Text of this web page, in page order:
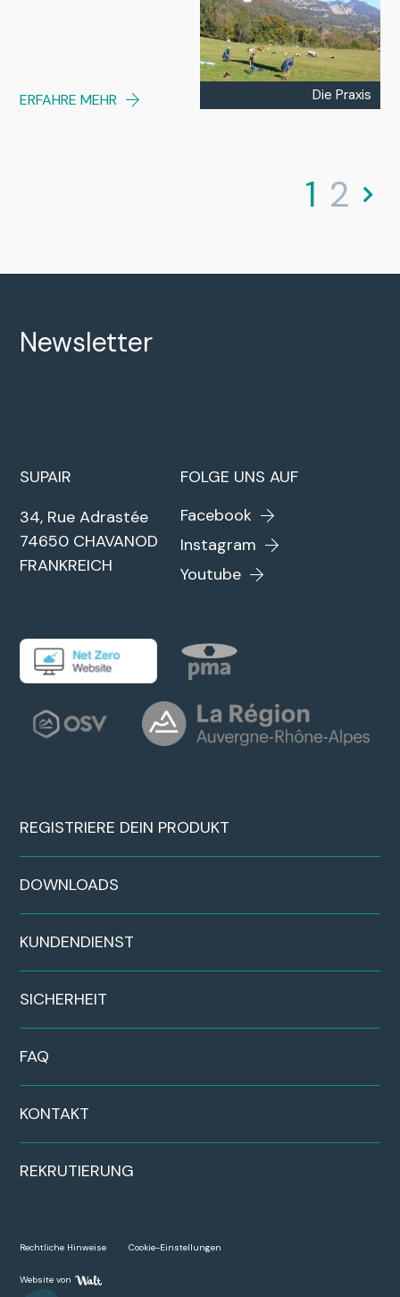
ERFAHRE MEHR Die Praxis
1 2
Newsletter
SUPAIR
34, Rue Adrastée
74650 CHAVANOD
FRANKREICH
FOLGE UNS AUF
Facebook
Instagram
Youtube
REGISTRIERE DEIN PRODUKT
DOWNLOADS
KUNDENDIENST
SICHERHEIT
FAQ
KONTAKT
REKRUTIERUNG
Rechtliche Hinweise Cookie-Einstellungen
Website von